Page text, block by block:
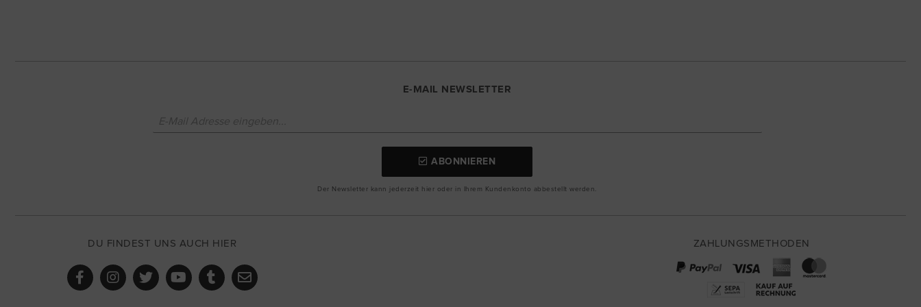
E-MAIL NEWSLETTER
ABONNIEREN
Der Newsletter kann jederzeit hier oder in Ihrem Kundenkonto abbestellt werden.
DU FINDEST UNS AUCH HIER ZAHLUNGSMETHODEN